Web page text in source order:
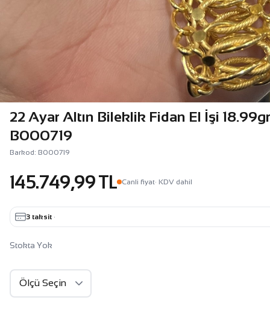
22 Ayar Altın Bileklik Fidan El İşi
B000719
Barkod: B000719
145.749,99 TL Canli fiyat· KDV dahil
3 taksit ·
Stokta Yok